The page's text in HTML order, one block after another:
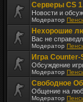
Серверы CS
Новости и
Модератор
Нехорошие
Вас не
Модератор
Игра
Обсуждение
Модератор
Свободное
Общение на
Модератор